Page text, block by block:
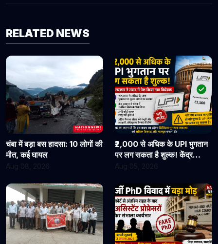
RELATED NEWS
चंबा में बड़ा बस हादसा: 10 लोगों की
मौत, कई घायल
Aug 08, 2026
₹2,000 से अधिक के UPI भुगतान
पर लग सकता है शुल्क! केंद्र
सरकार ने संसद में पेश किया नया
Aug 05, 2026